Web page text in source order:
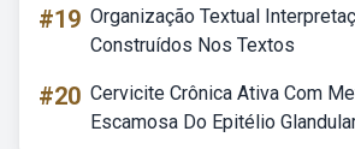
#19 Organização Textual
Construídos Nos Textos
#20 Cervicite Crônica Ativa Com
Escamosa Do Epitélio